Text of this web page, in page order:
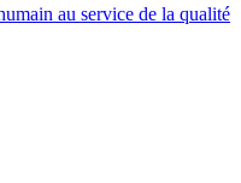
au service de la qualité